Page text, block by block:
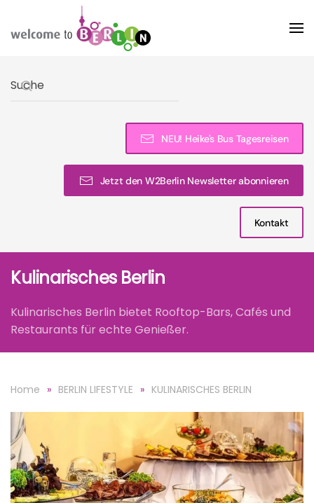
Skip to main content
NEU! Heike's Bus Tagesreisen
Jetzt den W2Berlin Newsletter abonnieren
Kontakt
Kulinarisches Berlin
Kulinarisches Berlin bietet Rooftop-Bars, Cafés und
Restaurants für echte Genießer.
Home BERLIN LIFESTYLE KULINARISCHES BERLIN